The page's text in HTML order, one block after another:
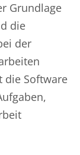
Grundlage
die
der
die Software